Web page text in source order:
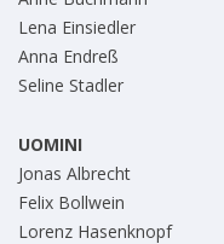
Lena Einsiedler
Anna Endreß
Seline Stadler
UOMINI
Jonas Albrecht
Felix Bollwein
Lorenz Hasenknopf